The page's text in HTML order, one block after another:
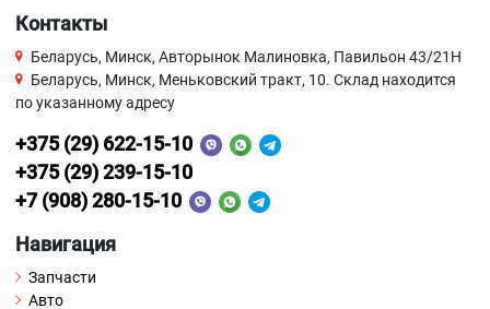
Контакты
Беларусь, Минск, Авторынок Малиновка, Павильон 43/21Н
Беларусь, Минск, Меньковский тракт, 10. Склад находится
по указанному адресу
+375 (29) 622-15-10
+375 (29) 239-15-10
+7 (908) 280-15-10
Навигация
Запчасти
Авто